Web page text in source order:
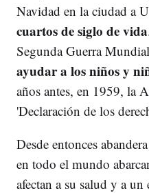
Navidad en la ciudad a
cuartos de siglo de vida
Segunda Guerra
ayudar a los niños y
años antes, en 1959, la
'Declaración de los
Desde entonces
en todo el mundo
afectan a su salud y a